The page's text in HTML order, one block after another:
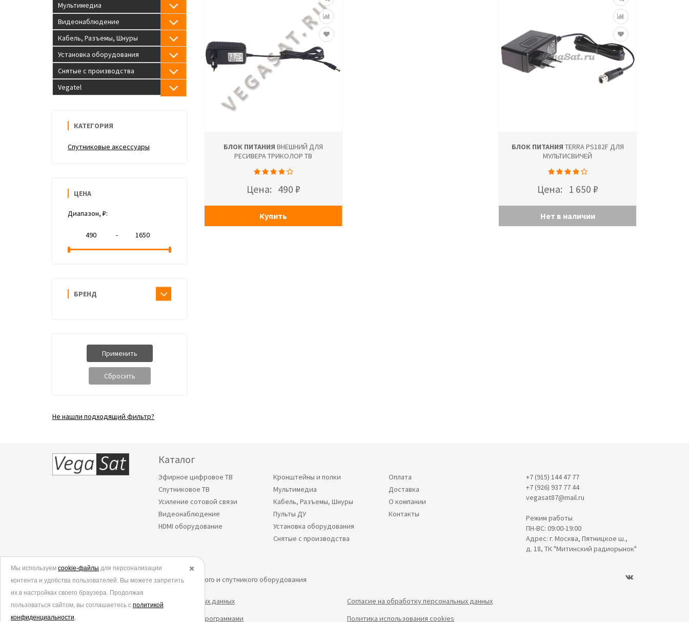
Мультимедиа
Видеонаблюдение
Кабель, Разъемы, Шнуры
Установка оборудования
Снятые с производства
Vegatel
КАТЕГОРИЯ
Спутниковые аксессуары
ЦЕНА
Диапазон, ₽:
-
БРЕНД
Не нашли подходящий фильтр?
БЛОК ПИТАНИЯ ВНЕШНИЙ ДЛЯ
РЕСИВЕРА ТРИКОЛОР ТВ
Цена: 490 ₽
Купить
БЛОК ПИТАНИЯ TERRA PS182F ДЛЯ
МУЛЬТИСВИЧЕЙ
Цена: 1 650 ₽
Нет в наличии
Каталог
Эфирное цифровое ТВ
Спутниковое ТВ
Усиление сотовой связи
Видеонаблюдение
HDMI оборудование
Кронштейны и полки
Мультимедиа
Кабель, Разъемы, Шнуры
Пульты ДУ
Установка оборудования
Снятые с производства
Оплата
Доставка
О компании
Контакты
+7 (915) 144 47 77
+7 (926) 937 77 44
vegasat87@mail.ru
Режим работы
ПН-ВС: 09:00-19:00
Адрес: г. Москва, Пятницкое ш.,
д. 18, ТК "Митинский радиорынок"
© 2006-2026.
Все права защищены. Интернет-магазин эфирного и спутникого оборудования
Политика в отношении обработки персональных данных
Согласие на обработку персональных данных
Согласие на обработку данных метрическими программами
Политика использования cookies
✖️
Мы используем cookie-файлы для персонализации
контента и удобства пользователей. Вы можете запретить
их в настройках своего браузера. Продолжая
пользоваться сайтом, вы соглашаетесь с политикой
конфиденциальности.